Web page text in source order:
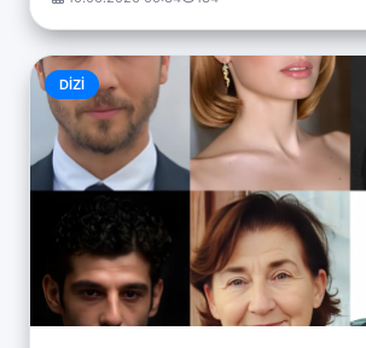
DIZI